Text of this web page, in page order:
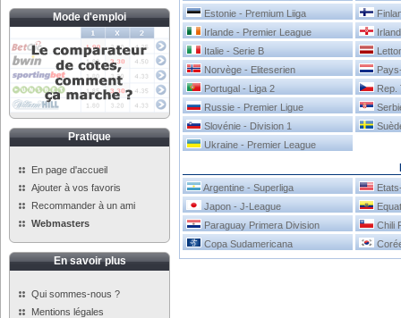
Mode d'emploi
Pratique
En page d'accueil
Ajouter à vos favoris
Recommander à un ami
Webmasters
En savoir plus
Qui sommes-nous ?
Mentions légales
Estonie - Premium Liiga
Irlande - Premier League
Italie - Serie B
Norvège - Eliteserien
Portugal - Liga 2
Rep.
Russie - Premier Ligue
Slovénie - Division 1
Ukraine - Premier League
Argentine - Superliga
Japon - J-League
Paraguay Primera Division
Chili
Copa Sudamericana